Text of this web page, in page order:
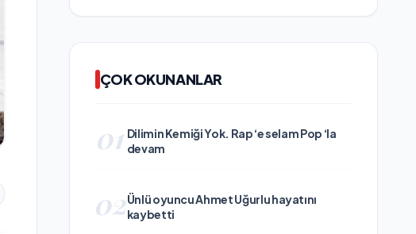
ÇOK OKUNANLAR
01 Dilimin Kemiği Yok. Rap ‘e selam Pop ‘la
devam
02Ünlü oyuncu Ahmet Uğurlu hayatını
kaybetti